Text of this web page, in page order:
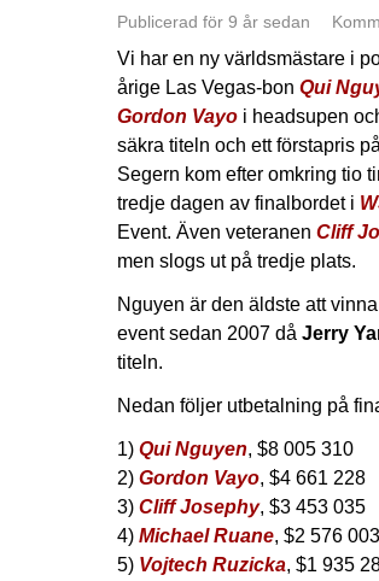
Publicerad för 9 år sedan
Vi har en ny världsmästare i
årige Las Vegas-bon Qui
Gordon Vayoi headsupen
säkra titeln och ett förstapris
Segern kom efter omkring tio
tredje dagen av finalbordet i
Event. Även veteranen Cliff
men slogs ut på tredje plats.
Nguyen är den äldste att
event sedan 2007 då Jerry
titeln.
Nedan följer utbetalning på
1) Qui Nguyen, $8 005 310
2) Gordon Vayo, $4 661 228
3) Cliff Josephy, $3 453 035
4) Michael Ruane, $2 576 003
5) Vojtech Ruzicka, $1 935